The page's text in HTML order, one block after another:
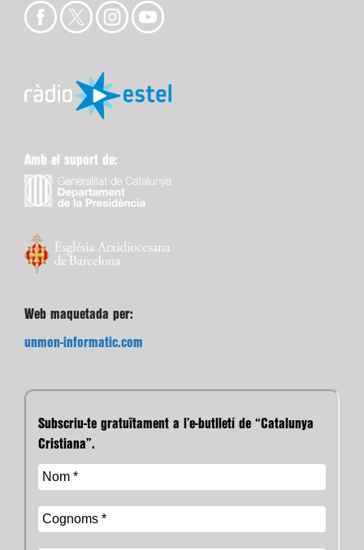
Amb el suport de:
Web maquetada per:
unmon-informatic.com
Subscriu-te gratuïtament a l’e-butlletí de “Catalunya
Cristiana”.